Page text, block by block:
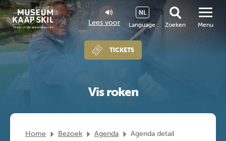
Lees voor Language
NL
Zoeken
TICKETS
Menu
Vis roken
Home Bezoek Agenda Agenda detail